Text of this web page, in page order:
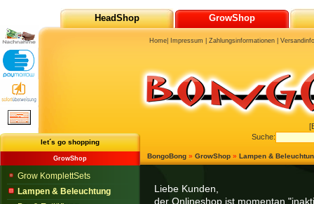
Liebe Kunden,
der Onlineshop ist momentan
BongoBong » GrowShop » Lampen &
let´s go shopping
GrowShop
Grow KomplettSets
Lampen & Beleuchtung
HeadShop GrowShop
Suche:
Home Impressum |Zahlungsinformationen |